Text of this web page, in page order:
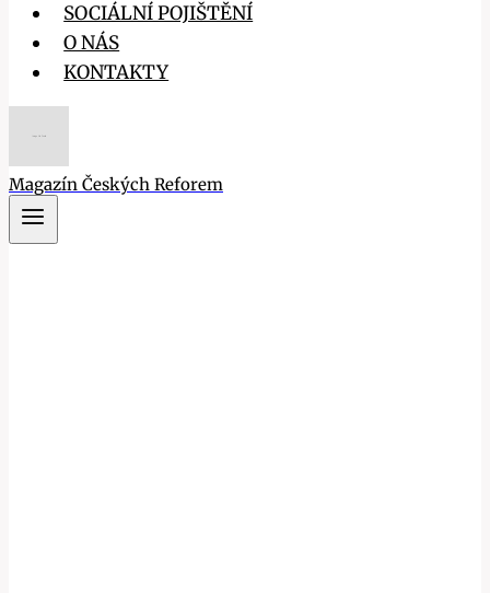
SOCIÁLNÍ POJIŠTĚNÍ
O NÁS
KONTAKTY
Magazín Českých Reforem